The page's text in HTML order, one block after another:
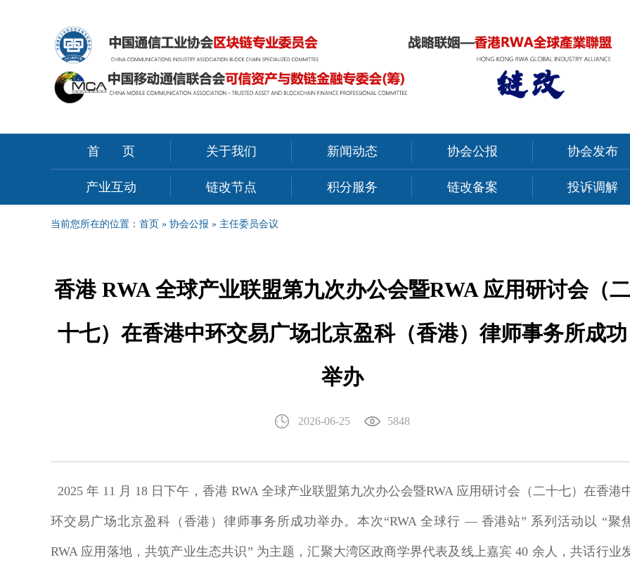
首页 关于我们 新闻动态 协会公报 协会发布
产业互动 链改节点 积分服务 链改备案 投诉调解
当前您所在的位置： 首页 » 协会公报 » 主任委员会议
香港 RWA 全球产业联盟第九次办公会暨RWA 应用研讨会（二
十七）在香港中环交易广场北京盈科（香港）律师事务所成功
举办
2026-06-25 5848
2025 年 11 月 18 日下午， 香港 RWA 全球产业联盟第九次办公会暨RWA 应用研讨会（二十七） 在香港
环交易广场北京盈科（香港）律师事务所成功举办。本次 “RWA 全球行 — 香港站” 系列活动以 “聚
RWA 应用落地，共筑产业生态共识” 为主题，汇聚大湾区政商学界代表及线上嘉宾 40 余人，共话行业